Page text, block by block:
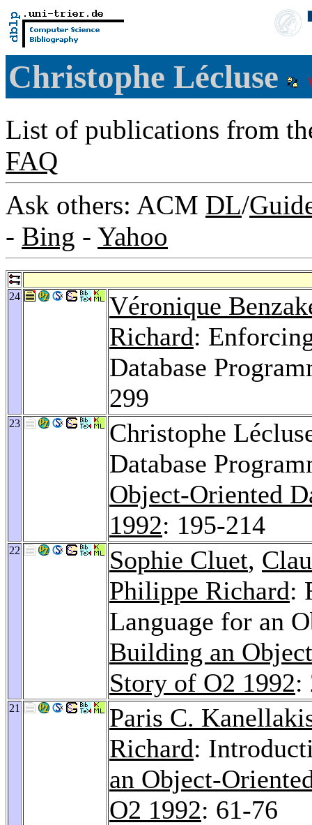
Christophe Lécluse
List of publications from
FAQ
Ask others: ACM DL/
- Bing - Yahoo
24
Véronique
Richard:
Database
299
23
Christophe
Database
Object-Oriented
1992: 195-214
22 Sophie Cluet,
Philippe Richard:
Language for an
Building an
Story of O2 1992:
21
Paris C.
Richard:
an Object-
O2 1992: 61-76